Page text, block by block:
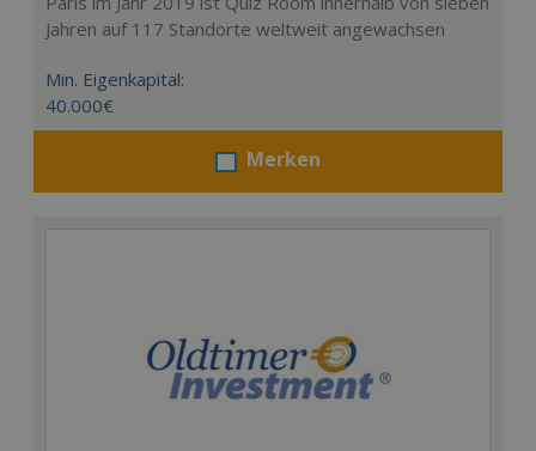
Jahren auf 117 Standorte weltweit angewachsen
Min. Eigenkapital:
40.000€
Merken